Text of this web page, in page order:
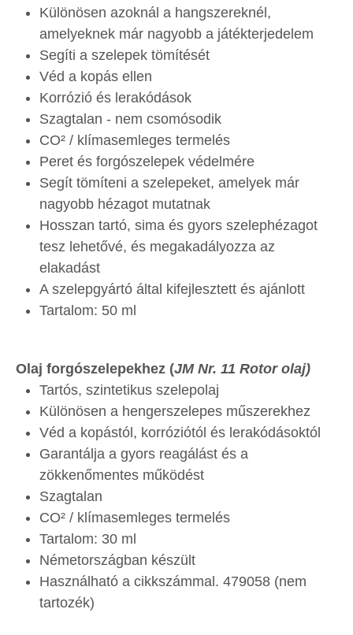
Különösen azoknál a hangszereknél,
amelyeknek már nagyobb a játékterjedelem
Segíti a szelepek tömítését
Véd a kopás ellen
Korrózió és lerakódások
Szagtalan - nem csomósodik
CO² / klímasemleges termelés
Peret és forgószelepek védelmére
Segít tömíteni a szelepeket, amelyek már
nagyobb hézagot mutatnak
Hosszan tartó, sima és gyors szelephézagot
tesz lehetővé, és megakadályozza az
elakadást
A szelepgyártó által kifejlesztett és ajánlott
Tartalom: 50 ml
Olaj forgószelepekhez (JM Nr. 11 Rotor olaj)
Tartós, szintetikus szelepolaj
Különösen a hengerszelepes műszerekhez
Véd a kopástól, korróziótól és lerakódásoktól
Garantálja a gyors reagálást és a
zökkenőmentes működést
Szagtalan
CO² / klímasemleges termelés
Tartalom: 30 ml
Németországban készült
Használható a cikkszámmal. 479058 (nem
tartozék)